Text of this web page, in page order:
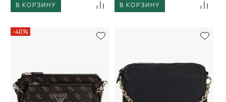
В КОРЗИНУ
В КОРЗИНУ
-40%